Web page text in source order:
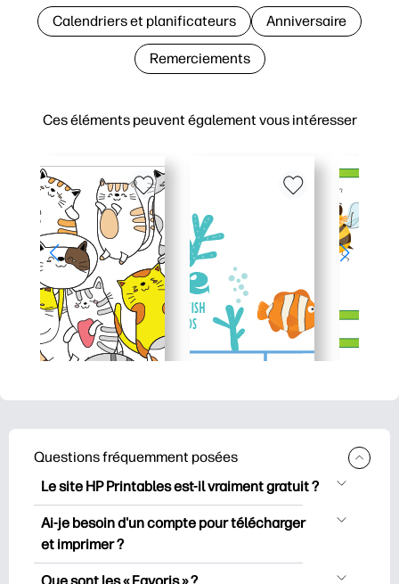
Ces éléments peuvent également vous intéresser
Calendriers et planificateurs Anniversaire
Remerciements
Questions fréquemment posées
Le site HP Printables est-il vraiment gratuit ?
HP Printables propose plus de 2500
documents imprimables gratuits à
télécharger et à imprimer. Découvrez
des pages de coloriage populaires, des
Ai-je besoin d'un compte pour télécharger
et imprimer ?
Vous pouvez explorer et imprimer sans